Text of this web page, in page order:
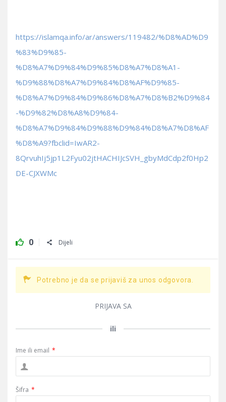
https://islamqa.info/ar/answers/119482/%D8%AD%D9
%83%D9%85-
%D8%A7%D9%84%D9%85%D8%A7%D8%A1-
%D9%88%D8%A7%D9%84%D8%AF%D9%85-
%D8%A7%D9%84%D9%86%D8%A7%D8%B2%D9%84
-%D9%82%D8%A8%D9%84-
%D8%A7%D9%84%D9%88%D9%84%D8%A7%D8%AF
%D8%A9?fbclid=IwAR2-
8QrvuhIj5jp1L2Fyu02jtHACHIJcSVH_gbyMdCdp2f0Hp2
DE-CJXWMc
0 Dijeli
Potrebno je da se prijaviš za unos odgovora.
PRIJAVA SA
ili
Ime ili email *
Šifra *